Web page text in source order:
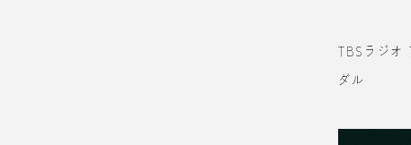
TBSラジオ
ダル